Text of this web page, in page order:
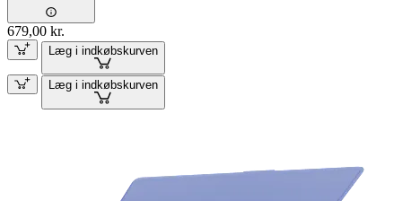
679,00 kr.
Læg i indkøbskurven
Læg i indkøbskurven